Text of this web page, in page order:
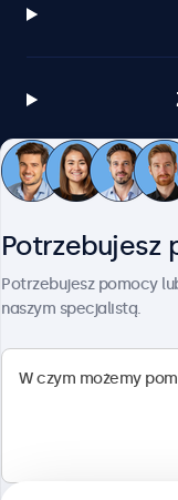
Potrzebujesz
Potrzebujesz pomocy
naszym specjalistą.